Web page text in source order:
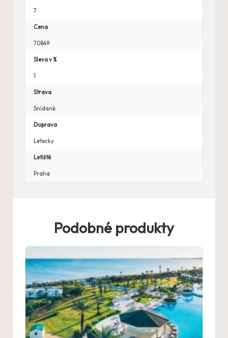
7
Cena
70849
Sleva v %
1
Strava
Snídaně
Doprava
Letecky
Letiště
Praha
Podobné produkty